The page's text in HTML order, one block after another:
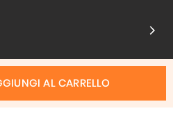
AL CARRELLO
I nostri impegni